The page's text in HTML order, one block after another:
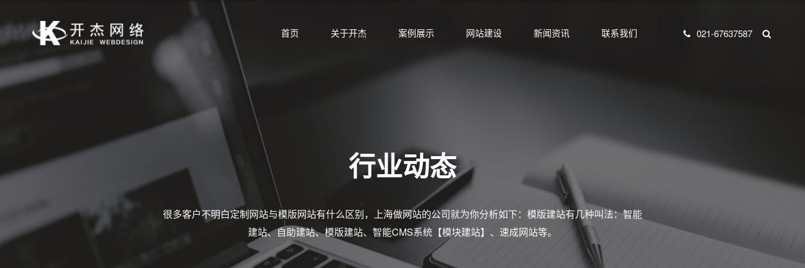
首页 关于开杰 案例展示 网站建设 新闻资讯 联系我们 021-67637587
行业动态
很多客户不明白定制网站与模版网站有什么区别，上海做网站的公司就为你分析如下：模版建站有几种叫法：智能
建站、自助建站、模版建站、智能CMS系统【模块建站】、速成网站等。